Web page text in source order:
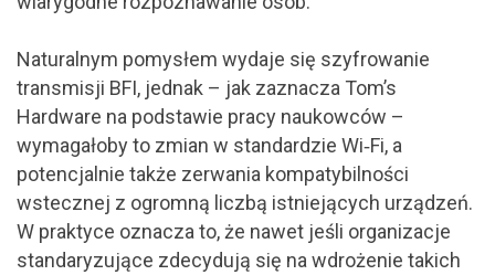
Naturalnym pomysłem wydaje się szyfrowanie
transmisji BFI, jednak – jak zaznacza Tom’s
Hardware na podstawie pracy naukowców –
wymagałoby to zmian w standardzie Wi‑Fi, a
potencjalnie także zerwania kompatybilności
wstecznej z ogromną liczbą istniejących urządzeń.
W praktyce oznacza to, że nawet jeśli organizacje
standaryzujące zdecydują się na wdrożenie takich